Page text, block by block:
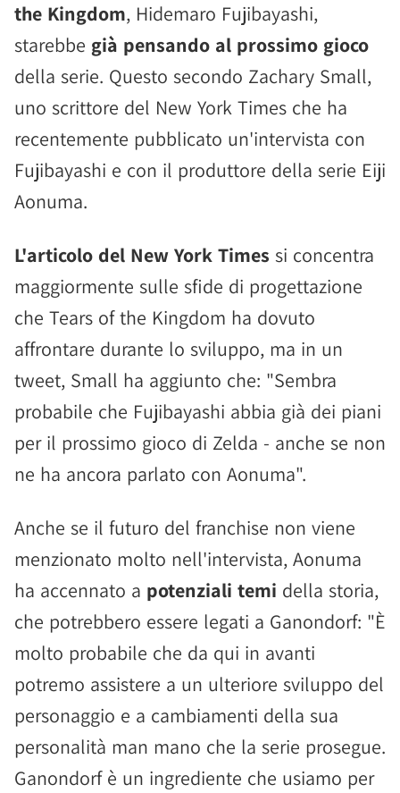
the Kingdom, Hidemaro Fujibayashi,
starebbe già pensando al prossimo gioco
della serie. Questo secondo Zachary Small,
uno scrittore del New York Times che ha
recentemente pubblicato un'intervista con
Fujibayashi e con il produttore della serie Eiji
Aonuma.
L'articolo del New York Times si concentra
maggiormente sulle sfide di progettazione
che Tears of the Kingdom ha dovuto
affrontare durante lo sviluppo, ma in un
tweet, Small ha aggiunto che: "Sembra
probabile che Fujibayashi abbia già dei piani
per il prossimo gioco di Zelda - anche se non
ne ha ancora parlato con Aonuma".
Anche se il futuro del franchise non viene
menzionato molto nell'intervista, Aonuma
ha accennato a potenziali temi della storia,
che potrebbero essere legati a Ganondorf: "È
molto probabile che da qui in avanti
potremo assistere a un ulteriore sviluppo del
personaggio e a cambiamenti della sua
personalità man mano che la serie prosegue.
Ganondorf è un ingrediente che usiamo per